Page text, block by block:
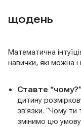
щодень
Математична
навички, які можна
Ставте
дитину
зв’язки. “Чому
змінимо цю